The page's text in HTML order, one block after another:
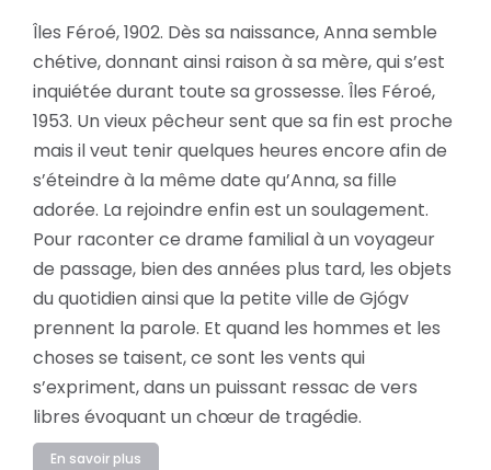
Îles Féroé, 1902. Dès sa naissance, Anna semble
chétive, donnant ainsi raison à sa mère, qui s’est
inquiétée durant toute sa grossesse. Îles Féroé,
1953. Un vieux pêcheur sent que sa fin est proche
mais il veut tenir quelques heures encore afin de
s’éteindre à la même date qu’Anna, sa fille
adorée. La rejoindre enfin est un soulagement.
Pour raconter ce drame familial à un voyageur
de passage, bien des années plus tard, les objets
du quotidien ainsi que la petite ville de Gjógv
prennent la parole. Et quand les hommes et les
choses se taisent, ce sont les vents qui
s’expriment, dans un puissant ressac de vers
libres évoquant un chœur de tragédie.
En savoir plus